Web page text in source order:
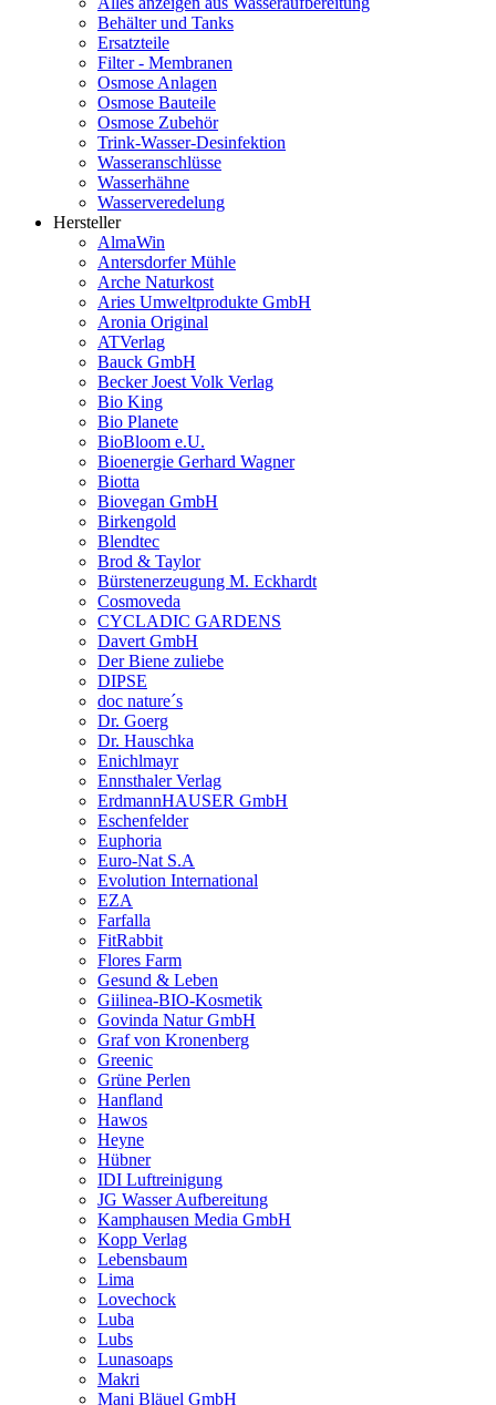
Behälter und Tanks
Ersatzteile
Filter - Membranen
Osmose Anlagen
Osmose Bauteile
Osmose Zubehör
Trink-Wasser-Desinfektion
Wasseranschlüsse
Wasserhähne
Wasserveredelung
Hersteller
AlmaWin
Antersdorfer Mühle
Arche Naturkost
Aries Umweltprodukte GmbH
Aronia Original
ATVerlag
Bauck GmbH
Becker Joest Volk Verlag
Bio King
Bio Planete
BioBloom e.U.
Bioenergie Gerhard Wagner
Biotta
Biovegan GmbH
Birkengold
Blendtec
Brod & Taylor
Bürstenerzeugung M. Eckhardt
Cosmoveda
CYCLADIC GARDENS
Davert GmbH
Der Biene zuliebe
DIPSE
doc nature´s
Dr. Goerg
Dr. Hauschka
Enichlmayr
Ennsthaler Verlag
ErdmannHAUSER GmbH
Eschenfelder
Euphoria
Euro-Nat S.A
Evolution International
EZA
Farfalla
FitRabbit
Flores Farm
Gesund & Leben
Giilinea-BIO-Kosmetik
Govinda Natur GmbH
Graf von Kronenberg
Greenic
Grüne Perlen
Hanfland
Hawos
Heyne
Hübner
IDI Luftreinigung
JG Wasser Aufbereitung
Kamphausen Media GmbH
Kopp Verlag
Lebensbaum
Lima
Lovechock
Luba
Lubs
Lunasoaps
Makri
Mani Bläuel GmbH